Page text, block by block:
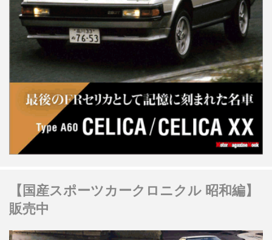
【国産スポーツカークロニクル 昭和編】
販売中